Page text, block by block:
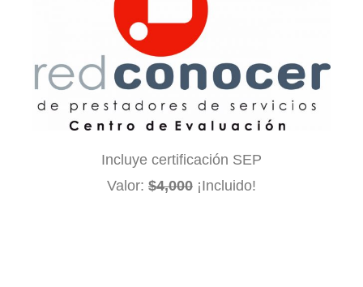
Incluye certificación SEP
Valor: $4,000 ¡Incluido!